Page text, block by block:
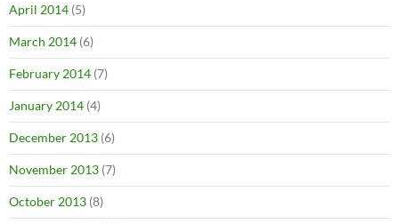
April 2014 (5)
March 2014 (6)
February 2014 (7)
January 2014 (4)
December 2013 (6)
November 2013 (7)
October 2013 (8)